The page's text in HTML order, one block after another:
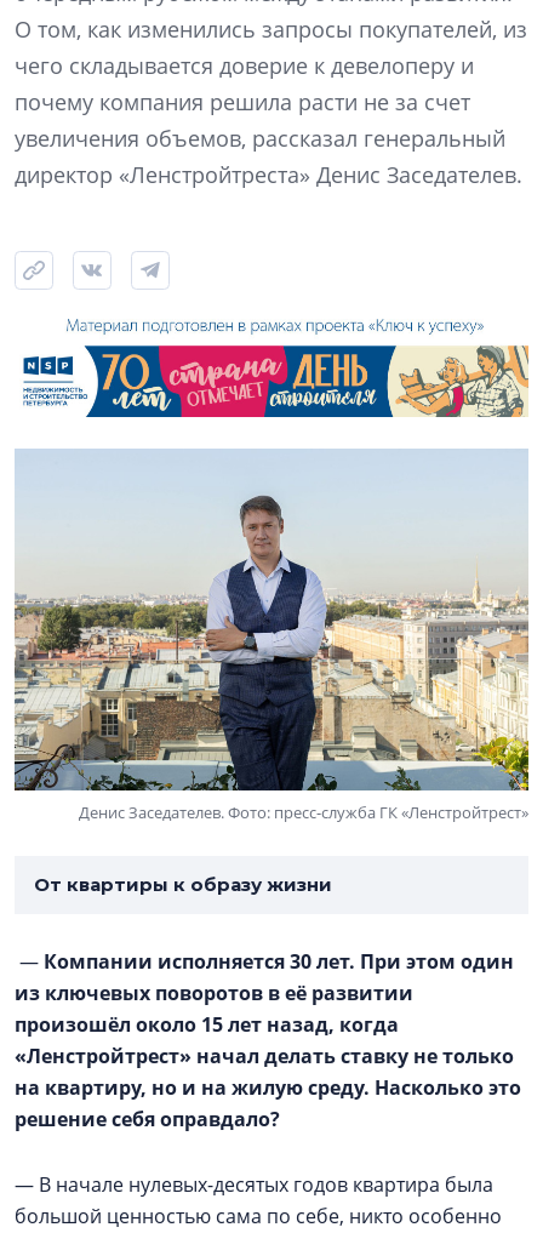
О том, как изменились запросы покупателей, из
чего складывается доверие к девелоперу и
почему компания решила расти не за счет
увеличения объемов, рассказал генеральный
директор «Ленстройтреста» Денис Заседателев.
Денис Заседателев. Фото: пресс-служба ГК «Ленстройтрест»
От квартиры к образу жизни
— Компании исполняется 30 лет. При этом один
из ключевых поворотов в её развитии
произошёл около 15 лет назад, когда
«Ленстройтрест» начал делать ставку не только
на квартиру, но и на жилую среду. Насколько это
решение себя оправдало?
— В начале нулевых-десятых годов квартира была
большой ценностью сама по себе, никто особенно